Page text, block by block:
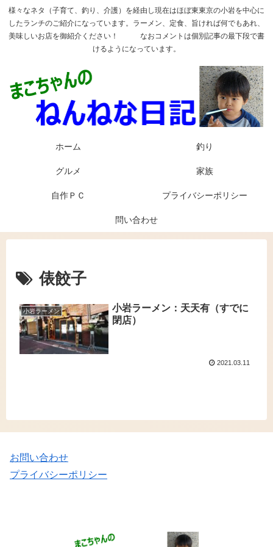
様々なネタ（子育て、釣り、介護）を経由し現在はほぼ東東京の小岩を中心に
したランチのご紹介になっています。ラーメン、定食、旨ければ何でもあれ、
美味しいお店を御紹介ください！ なおコメントは個別記事の最下段で書
けるようになっています。
ホーム 釣り
グルメ 家族
自作ＰＣ プライバシーポリシー
問い合わせ
俵餃子
小岩ラーメン
小岩ラーメン：天天有（すでに
閉店）
2021.03.11
お問い合わせ
プライバシーポリシー